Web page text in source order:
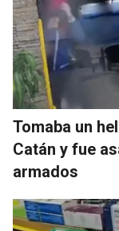
Tomaba un
Catán y fue
armados